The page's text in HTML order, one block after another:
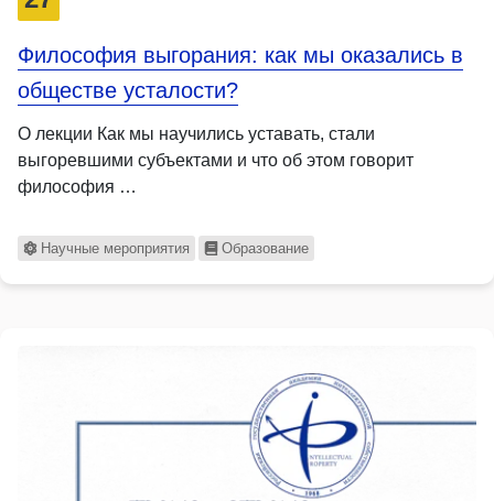
Философия выгорания: как мы оказались в
обществе усталости?
О лекции Как мы научились уставать, стали
выгоревшими субъектами и что об этом говорит
философия …
Научные мероприятия Образование